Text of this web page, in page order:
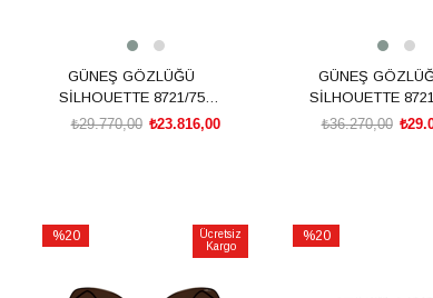
GÜNEŞ GÖZLÜĞÜ
SİLHOUETTE 8721/75
8540 00/00₺23.816,00
₺29.770,00
GÜNEŞ
SİLHOUETTE
7530 00/00
₺36.270,00
%20
Ücretsiz
Kargo
%20